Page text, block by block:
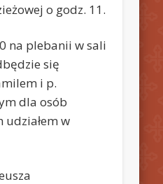
o godz. 11.
na plebanii w sali
się
i p.
dla osób
udziałem w